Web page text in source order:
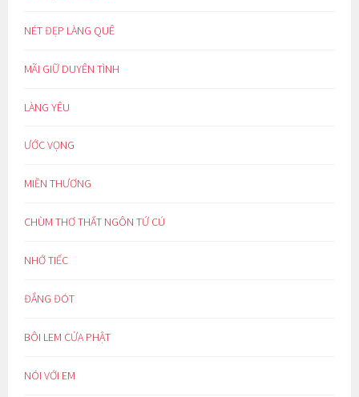
NÉT ĐẸP LÀNG QUÊ
MÃI GIỮ DUYÊN TÌNH
LÀNG YÊU
ƯỚC VỌNG
MIỀN THƯƠNG
CHÙM THƠ THẤT NGÔN TỨ CÚ
NHỚ TIẾC
ĐẮNG ĐÓT
BÔI LEM CỬA PHẬT
NÓI VỚI EM